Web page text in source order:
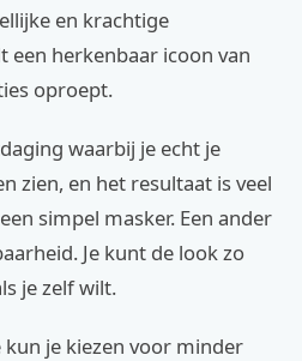
en krachtige
een herkenbaar icoon van
oproept.
waarbij je echt je
zien, en het resultaat is veel
simpel masker. Een ander
Je kunt de look zo
je zelf wilt.
je kiezen voor minder